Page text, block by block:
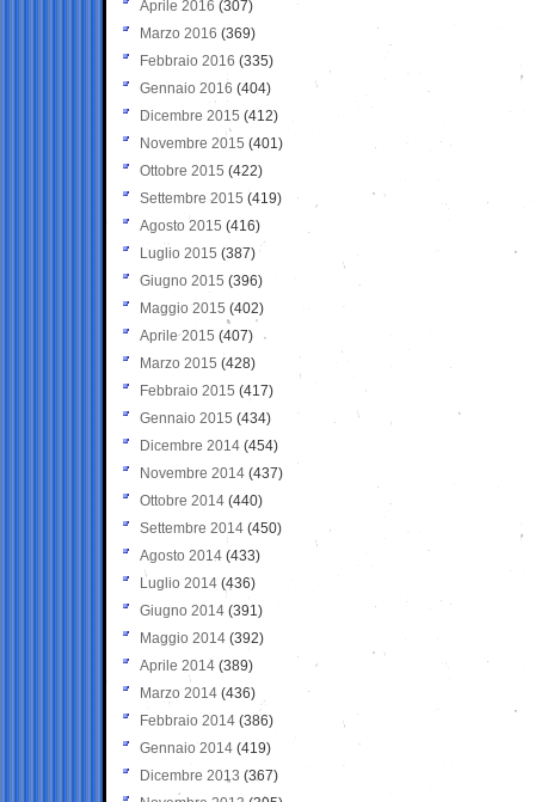
Aprile 2016 (307)
Marzo 2016 (369)
Febbraio 2016 (335)
Gennaio 2016 (404)
Dicembre 2015 (412)
Novembre 2015 (401)
Ottobre 2015 (422)
Settembre 2015 (419)
Agosto 2015 (416)
Luglio 2015 (387)
Giugno 2015 (396)
Maggio 2015 (402)
Aprile 2015 (407)
Marzo 2015 (428)
Febbraio 2015 (417)
Gennaio 2015 (434)
Dicembre 2014 (454)
Novembre 2014 (437)
Ottobre 2014 (440)
Settembre 2014 (450)
Agosto 2014 (433)
Luglio 2014 (436)
Giugno 2014 (391)
Maggio 2014 (392)
Aprile 2014 (389)
Marzo 2014 (436)
Febbraio 2014 (386)
Gennaio 2014 (419)
Dicembre 2013 (367)